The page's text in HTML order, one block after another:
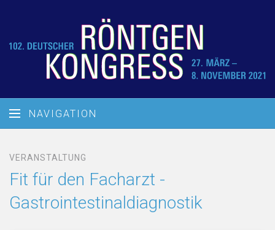
NAVIGATION
VERANSTALTUNG
Fit für den Facharzt -
Gastrointestinaldiagnostik